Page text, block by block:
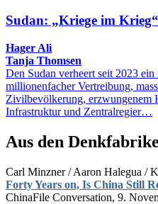
Sudan: „Kriege im
Hager Ali
Tanja Thomsen
Den Sudan verheert seit 2023
millionenfacher Vertreibung,
Zivilbevölkerung, erzwungenem
Infrastruktur und Zentralregier…
Aus den
Carl Minzner / Aaron Halegua /
Forty Years on, Is China Still
ChinaFile Conversation, 9.